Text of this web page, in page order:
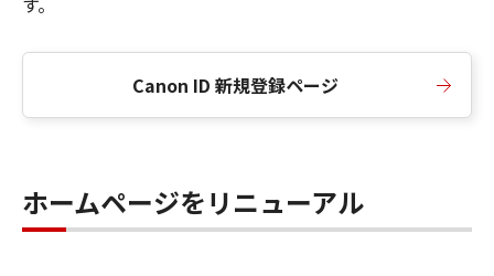
Canon ID 新規登録ページ
ホームページをリニューアル